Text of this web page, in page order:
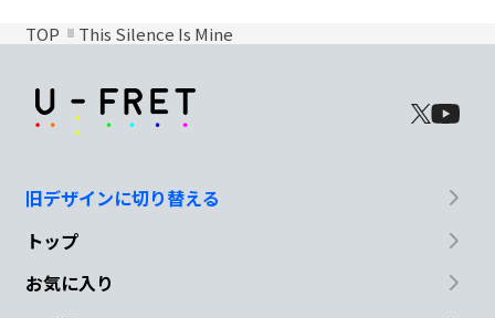
TOP This Silence Is Mine
旧デザインに切り替える
トップ
お気に入り